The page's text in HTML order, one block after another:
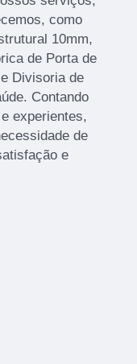
como
10mm,
de Porta de
Divisoria de
Contando
experientes,
de
e